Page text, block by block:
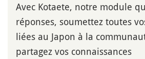
Avec Kotaete, notre module
réponses, soumettez toutes
liées au Japon à la
partagez vos connaissances